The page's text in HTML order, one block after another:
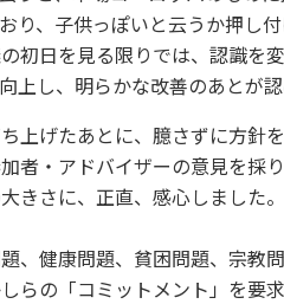
り、子供っぽいと云うか押し
初日を見る限りでは、認識を
上し、明らかな改善のあとが認
上げたあとに、臆さずに方針
者・アドバイザーの意見を採
きさに、正直、感心しました
、健康問題、貧困問題、宗教
らの「コミットメント」を要